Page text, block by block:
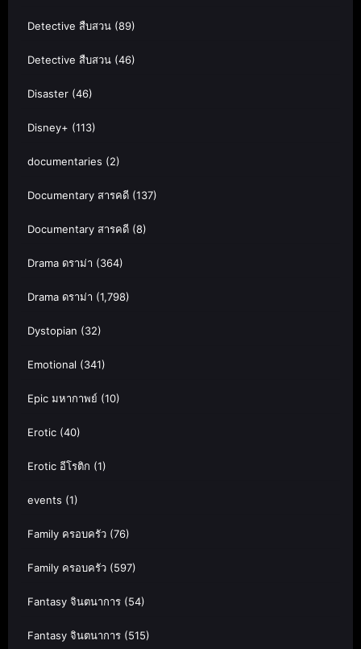
Detective สืบสวน (89)
Detective สืบสวน (46)
Disaster (46)
Disney+ (113)
documentaries (2)
Documentary สารคดี (137)
Documentary สารคดี (8)
Drama ดราม่า (364)
Drama ดราม่า (1,798)
Dystopian (32)
Emotional (341)
Epic มหากาพย์ (10)
Erotic (40)
Erotic อีโรติก (1)
events (1)
Family ครอบครัว (76)
Family ครอบครัว (597)
Fantasy จินตนาการ (54)
Fantasy จินตนาการ (515)